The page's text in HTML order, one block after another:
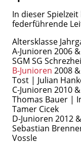
In dieser
federführende
Altersklasse
A-Junioren 2006
SGM SG
B-Junioren 2008
Tost | Julian
C-Junioren 2010
Thomas Bauer |
Tamer Cicek
D-Junioren 2012
Sebastian
Vossle